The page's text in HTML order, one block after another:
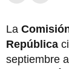
La
República
septiembre